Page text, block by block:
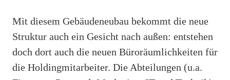
Mit diesem Gebäudeneubau bekommt die neue
Struktur auch ein Gesicht nach außen: entstehen
doch dort auch die neuen Büroräumlichkeiten für
die Holdingmitarbeiter. Die Abteilungen (u.a.